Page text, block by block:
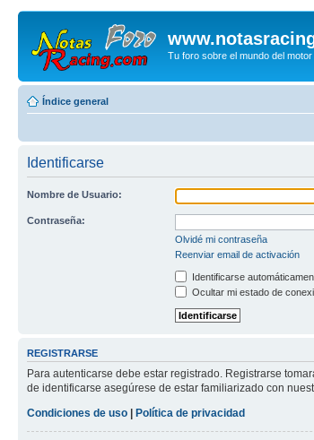
Tu foro sobre el mundo del motor
Índice general
Identificarse
Nombre de Usuario:
Contraseña:
Olvidé mi contraseña
Reenviar email de activación
Identificarse
Ocultar mi estado de
REGISTRARSE
Para autenticarse debe estar registrado. Registrarse
de identificarse asegúrese de estar familiarizado con
Condiciones de uso
Política de privacidad